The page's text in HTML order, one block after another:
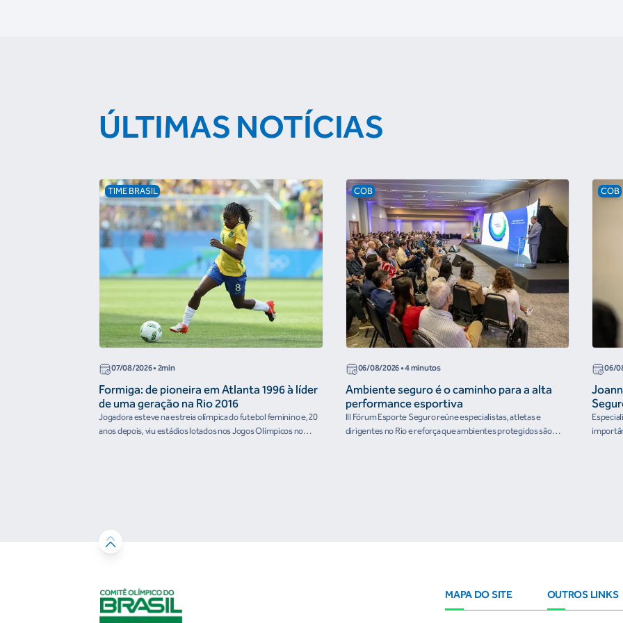
ÚLTIMAS NOTÍCIAS
TIME BRASIL
07/08/2026• 2min
Formiga: de pioneira em Atlanta 1996 à líder
de uma geração na Rio 2016
Jogadora esteve na estreia olímpica do futebol feminino e, 20
anos depois, viu estádios lotados nos Jogos Olímpicos no
COB
06/08/2026• 4 minutos
Ambiente seguro é o caminho para a alta
performance esportiva
III Fórum Esporte Seguro reúne especialistas, atletas e
dirigentes no Rio e reforça que ambientes protegidos são
COB
06/
MAPA DO SITE OUTROS LINKS